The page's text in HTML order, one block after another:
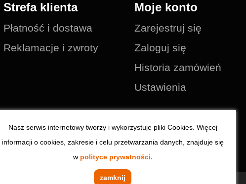
Nasz serwis internetowy tworzy i wykorzystuje pliki Cookies. Więcej
informacji o cookies, zakresie i celu przetwarzania danych, znajduje się
w polityce prywatności.
zamknij
Strefa klienta
Płatność i dostawa
Reklamacje i zwroty
Moje konto
Zarejestruj się
Zaloguj się
Historia zamówień
Ustawienia